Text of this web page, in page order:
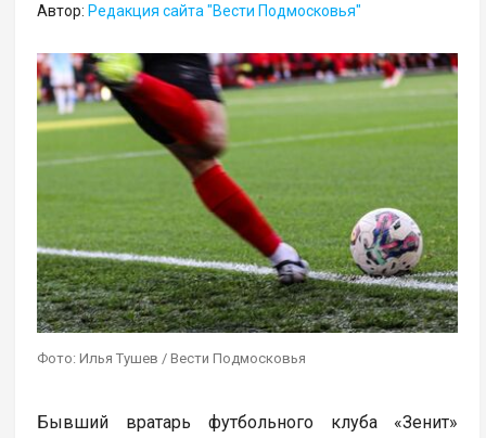
Автор: Редакция сайта "Вести Подмосковья"
Фото: Илья Тушев / Вести Подмосковья
Бывший вратарь футбольного клуба «Зенит»